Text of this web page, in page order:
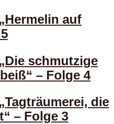
auf
schmutzige
– Folge 4
die
– Folge 3